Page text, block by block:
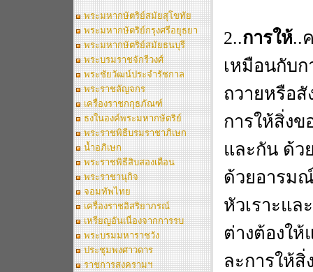
พระมหากษัตริย์สมัยสุโขทัย
พระมหากษัตริย์กรุงศรีอยุธยา
พระมหากษัตริย์สมัยธนบุรี
พระบรมราชจักรีวงศ์
พระชัยวัฒน์ประจำรัชกาล
พระราชลัญจกร
เครื่องราชกกุธภัณฑ์
ธงในองค์พระมหากษัตริย์
พระราชพิธีบรมราชาภิเษก
น้ำอภิเษก
พระราชพิธีสิบสองเดือน
พระราชานุกิจ
จอมทัพไทย
เครื่องราชอิสริยาภรณ์
เหรียญอันเนื่องจากการรบ
พระบรมมหาราชวัง
ประชุมพงศาวดาร
ราชการสงครามฯ
2..การให้..
เหมือนกับก
ถวายหรือสั
การให้สิ่งข
และกัน ด้ว
ด้วยอารม
หัวเราะแล
ต่างต้องให้
ละการให้